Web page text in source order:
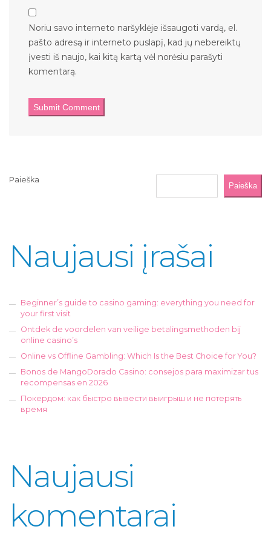
Noriu savo interneto naršyklėje išsaugoti vardą, el.
pašto adresą ir interneto puslapį, kad jų nebereiktų
įvesti iš naujo, kai kitą kartą vėl norėsiu parašyti
komentarą.
Paieška
Paieška
Naujausi įrašai
Beginner’s guide to casino gaming: everything you need for
your first visit
Ontdek de voordelen van veilige betalingsmethoden bij
online casino’s
Online vs Offline Gambling: Which Is the Best Choice for You?
Bonos de MangoDorado Casino: consejos para maximizar tus
recompensas en 2026
Покердом: как быстро вывести выигрыш и не потерять
время
Naujausi
komentarai